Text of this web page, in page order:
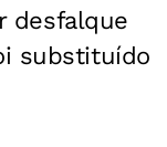
desfalque
substituído